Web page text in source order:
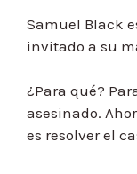
Samuel Black
invitado a su
¿Para qué?
asesinado.
es resolver el